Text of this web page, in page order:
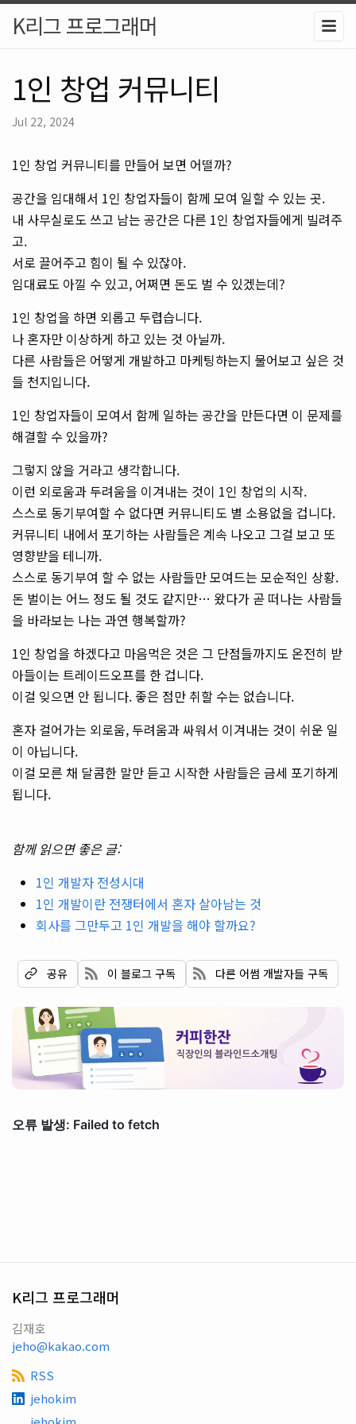
K리그 프로그래머
1인 창업 커뮤니티
Jul 22, 2024
1인 창업 커뮤니티를 만들어 보면 어떨까?
공간을 임대해서 1인 창업자들이 함께 모여 일할 수 있는 곳.
내 사무실로도 쓰고 남는 공간은 다른 1인 창업자들에게 빌려주
고.
서로 끌어주고 힘이 될 수 있잖아.
임대료도 아낄 수 있고, 어쩌면 돈도 벌 수 있겠는데?
1인 창업을 하면 외롭고 두렵습니다.
나 혼자만 이상하게 하고 있는 것 아닐까.
다른 사람들은 어떻게 개발하고 마케팅하는지 물어보고 싶은 것
들 천지입니다.
1인 창업자들이 모여서 함께 일하는 공간을 만든다면 이 문제를
해결할 수 있을까?
그렇지 않을 거라고 생각합니다.
이런 외로움과 두려움을 이겨내는 것이 1인 창업의 시작.
스스로 동기부여할 수 없다면 커뮤니티도 별 소용없을 겁니다.
커뮤니티 내에서 포기하는 사람들은 계속 나오고 그걸 보고 또
영향받을 테니까.
스스로 동기부여 할 수 없는 사람들만 모여드는 모순적인 상황.
돈 벌이는 어느 정도 될 것도 같지만… 왔다가 곧 떠나는 사람들
을 바라보는 나는 과연 행복할까?
1인 창업을 하겠다고 마음먹은 것은 그 단점들까지도 온전히 받
아들이는 트레이드오프를 한 겁니다.
이걸 잊으면 안 됩니다. 좋은 점만 취할 수는 없습니다.
혼자 걸어가는 외로움, 두려움과 싸워서 이겨내는 것이 쉬운 일
이 아닙니다.
이걸 모른 채 달콤한 말만 듣고 시작한 사람들은 금세 포기하게
됩니다.
함께 읽으면 좋은 글:
1인 개발자 전성시대
1인 개발이란 전쟁터에서 혼자 살아남는 것
회사를 그만두고 1인 개발을 해야 할까요?
공유 이 블로그 구독 다른 어썸 개발자들 구독
K리그 프로그래머
김재호
jeho@kakao.com
RSS
jehokim